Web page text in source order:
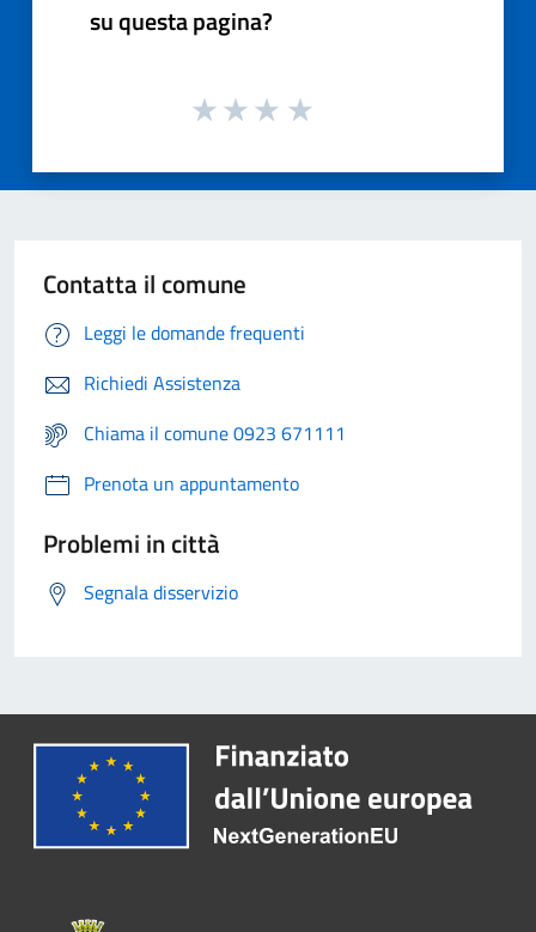
su questa pagina?
Contatta il comune
Leggi le domande frequenti
Richiedi Assistenza
Chiama il comune 0923 671111
Prenota un appuntamento
Problemi in città
Segnala disservizio